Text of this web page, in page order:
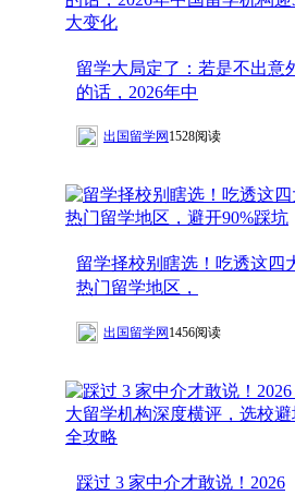
留学大局定了：若是不出意
的话，2026年中
1528阅读
出国留学网
留学择校别瞎选！吃透这四
热门留学地区，
1456阅读
出国留学网
踩过 3 家中介才敢说！2026